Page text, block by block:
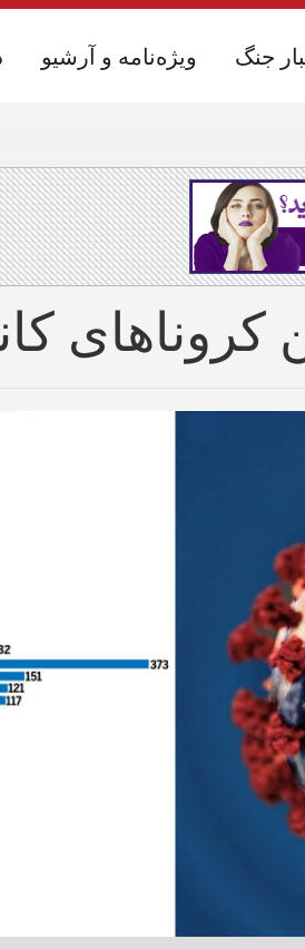
ویژه‌نامه و آرشیو جنگ ویژه‌نامه و آرشیو جنگ
کروناهای